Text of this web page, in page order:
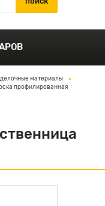
материалы
профилированная